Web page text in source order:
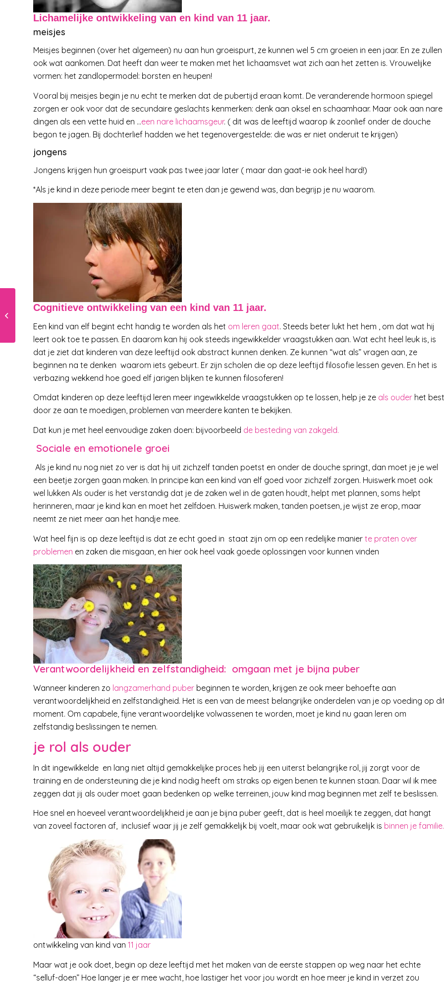
Lichamelijke ontwikkeling van en kind van 11 jaar.
meisjes
Meisjes beginnen (over het algemeen) nu aan hun groeispurt, ze kunnen wel 5 cm groeien in een jaar. En ze zullen
ook wat aankomen. Dat heeft dan weer te maken met het lichaamsvet wat zich aan het zetten is. Vrouwelijke
vormen: het zandlopermodel: borsten en heupen!
Vooral bij meisjes begin je nu echt te merken dat de pubertijd eraan komt. De veranderende hormoon spiegel
zorgen er ook voor dat de secundaire geslachts kenmerken: denk aan oksel en schaamhaar. Maar ook aan nare
dingen als een vette huid en …een nare lichaamsgeur. ( dit was de leeftijd waarop ik zoonlief onder de douche
begon te jagen. Bij dochterlief hadden we het tegenovergestelde: die was er niet onderuit te krijgen)
jongens
Jongens krijgen hun groeispurt vaak pas twee jaar later ( maar dan gaat-ie ook heel hard!)
*Als je kind in deze periode meer begint te eten dan je gewend was, dan begrijp je nu waarom.
Cognitieve ontwikkeling van een kind van 11 jaar.
Een kind van elf begint echt handig te worden als het om leren gaat. Steeds beter lukt het hem , om dat wat hij
leert ook toe te passen. En daarom kan hij ook steeds ingewikkelder vraagstukken aan. Wat echt heel leuk is, is
dat je ziet dat kinderen van deze leeftijd ook abstract kunnen denken. Ze kunnen “wat als” vragen aan, ze
beginnen na te denken waarom iets gebeurt. Er zijn scholen die op deze leeftijd filosofie lessen geven. En het is
verbazing wekkend hoe goed elf jarigen blijken te kunnen filosoferen!
Omdat kinderen op deze leeftijd leren meer ingewikkelde vraagstukken op te lossen, help je ze als ouder het best
door ze aan te moedigen, problemen van meerdere kanten te bekijken.
Dat kun je met heel eenvoudige zaken doen: bijvoorbeeld de besteding van zakgeld.
Sociale en emotionele groei
Als je kind nu nog niet zo ver is dat hij uit zichzelf tanden poetst en onder de douche springt, dan moet je je wel
een beetje zorgen gaan maken. In principe kan een kind van elf goed voor zichzelf zorgen. Huiswerk moet ook
wel lukken Als ouder is het verstandig dat je de zaken wel in de gaten houdt, helpt met plannen, soms helpt
herinneren, maar je kind kan en moet het zelfdoen. Huiswerk maken, tanden poetsen, je wijst ze erop, maar
neemt ze niet meer aan het handje mee.
Wat heel fijn is op deze leeftijd is dat ze echt goed in staat zijn om op een redelijke manier te praten over
problemen en zaken die misgaan, en hier ook heel vaak goede oplossingen voor kunnen vinden
Verantwoordelijkheid en zelfstandigheid: omgaan met je bijna puber
Wanneer kinderen zo langzamerhand puber beginnen te worden, krijgen ze ook meer behoefte aan
verantwoordelijkheid en zelfstandigheid. Het is een van de meest belangrijke onderdelen van je op voeding op
moment. Om capabele, fijne verantwoordelijke volwassenen te worden, moet je kind nu gaan leren om
zelfstandig beslissingen te nemen.
je rol als ouder
In dit ingewikkelde en lang niet altijd gemakkelijke proces heb jij een uiterst belangrijke rol, jij zorgt voor de
training en de ondersteuning die je kind nodig heeft om straks op eigen benen te kunnen staan. Daar wil ik mee
zeggen dat jij als ouder moet gaan bedenken op welke terreinen, jouw kind mag beginnen met zelf te beslissen.
Hoe snel en hoeveel verantwoordelijkheid je aan je bijna puber geeft, dat is heel moeilijk te zeggen, dat hangt
van zoveel factoren af, inclusief waar jij je zelf gemakkelijk bij voelt, maar ook wat gebruikelijk is binnen je familie.
ontwikkeling van kind van 11 jaar
Maar wat je ook doet, begin op deze leeftijd met het maken van de eerste stappen op weg naar het echte
“selluf-doen” Hoe langer je er mee wacht, hoe lastiger het voor jou wordt en hoe meer je kind in verzet zou
Met je kleuter in de